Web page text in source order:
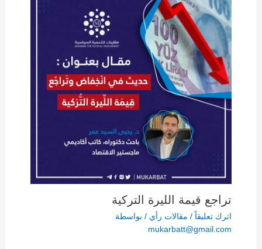
تراجع قيمة الليرة التركية
اترك تعليقاً / مقالات رأي / بواسطة
mukarbatt@gmail.com